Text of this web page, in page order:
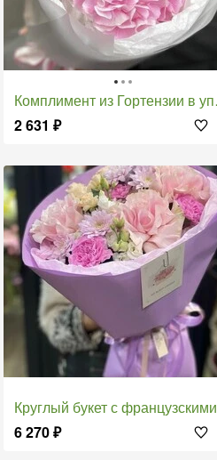
Комплимент из Гортензии в упаковке
2 631 ₽
Круглый букет с французскими розами
6 270₽